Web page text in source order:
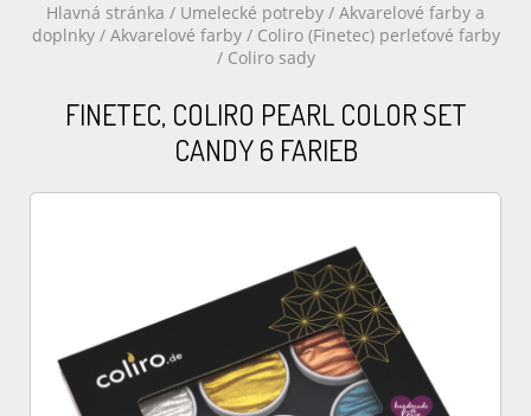
Hlavná stránka / Umelecké potreby / Akvarelové farby a
doplnky / Akvarelové farby / Coliro (Finetec) perleťové farby
/ Coliro sady
FINETEC, COLIRO PEARL COLOR SET
CANDY 6 FARIEB